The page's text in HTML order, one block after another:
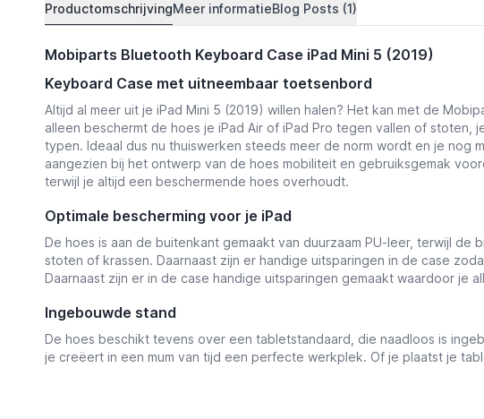
ProductomschrijvingMeer informatieBlog Posts (1)
Mobiparts Bluetooth Keyboard Case iPad Mini 5 (2019)
Keyboard Case met uitneembaar toetsenbord
Altijd al meer uit je iPad Mini 5 (2019) willen halen? Het kan met de
alleen beschermt de hoes je iPad Air of iPad Pro tegen vallen of
typen. Ideaal dus nu thuiswerken steeds meer de norm wordt en je
aangezien bij het ontwerp van de hoes mobiliteit en gebruiksgemak
terwijl je altijd een beschermende hoes overhoudt.
Optimale bescherming voor je iPad
De hoes is aan de buitenkant gemaakt van duurzaam PU-leer, terwijl
stoten of krassen. Daarnaast zijn er handige uitsparingen in de case
Daarnaast zijn er in de case handige uitsparingen gemaakt waardoor je
Ingebouwde stand
De hoes beschikt tevens over een tabletstandaard, die naadloos is
je creëert in een mum van tijd een perfecte werkplek. Of je plaatst je